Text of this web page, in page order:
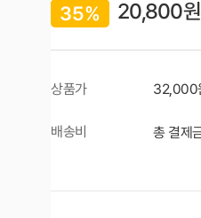
35% 20,800원
상품가 32,000
배송비 총 결제